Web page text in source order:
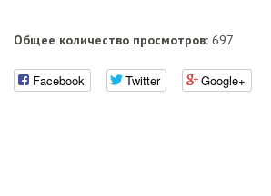
Общее количество просмотров: 697
Facebook Twitter Google+